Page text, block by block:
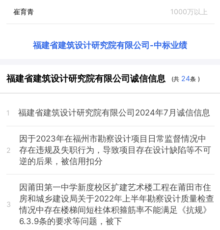
崔育青 1000万以上
福建省建筑设计研究院有限公司 -中标业绩
福建省建筑设计研究院有限公司诚信信息 (共 24条 )
1 福建省建筑设计研究院有限公司2024年7月诚信信息
2
因于2023年在福州市勘察设计项目日常监督情况中
存在违规及失职行为，导致项目存在设计缺陷等不可
逆的后果，被信用扣分
3
因莆田第一中学新度校区扩建艺术楼工程在莆田市住
房和城乡建设局关于2022年上半年勘察设计质量检查
情况中存在楼梯间短柱体积箍筋率不能满足《抗规》
6.3.9条的要求等问题，被下